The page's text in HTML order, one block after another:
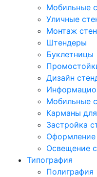
Мобильные
Уличные
Монтаж
Штендеры
Буклетницы
Дизайн
Мобильные
Карманы
Застройка
Оформление
Освещение
Типография
Полиграфия